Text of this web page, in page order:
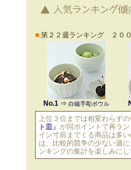
■ 第２２週ランキング ２０
No.1 ⇒ 白磁手彫ボウル
上位３位までは相変わらず
ト皿』 が同ポイントで再ラ
イン寸前までくる商品は多
は、比較的競争の少ない週
ンキングの集計を楽しみに